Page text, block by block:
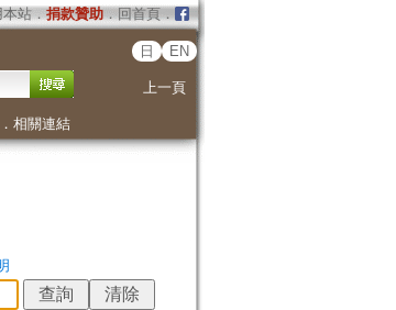
本站． 捐款贊助．回首頁．
日 EN
上一頁
相關連結